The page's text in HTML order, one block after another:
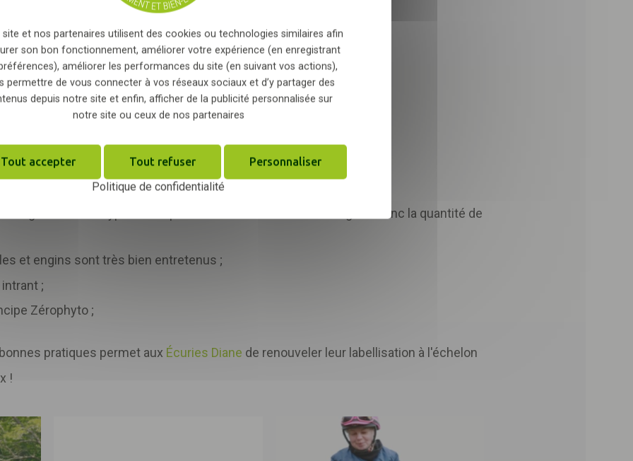
est également au cœur des préoccupations de la structure :
;
site ou produit localement ;
ainsi qu'un valet de ferme électrique ;
de haies qui favorisent la biodiversité ;
uniquement d'espèces locales ;
organismes de type BIO3G pour limiter les besoins de curage et donc la quantité de
et engins sont très bien entretenus ;
;
Zérophyto ;
pratiques permet aux Écuries Diane de renouveler leur labellisation à l'échelon
!
site et nos partenaires utilisent des cookies ou technologies similaires afin
son bon fonctionnement, améliorer votre expérience (en enregistrant
améliorer les performances du site (en suivant vos actions),
permettre de vous connecter à vos réseaux sociaux et d’y partager des
depuis notre site et enfin, afficher de la publicité personnalisée sur
notre site ou ceux de nos partenaires
Tout accepter Tout refuser Personnaliser
Politique de confidentialité